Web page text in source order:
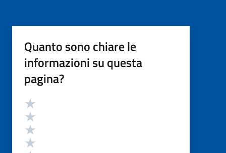
Quanto sono chiare le
informazioni su questa
pagina?
Valutazione